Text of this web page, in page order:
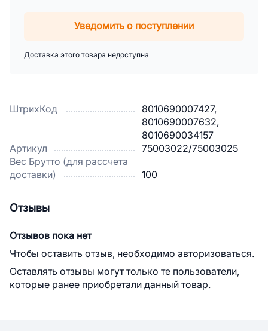
ШтрихКод
8010690007427,
8010690007632,
8010690034157
Артикул
75003022/75003025
Вес Брутто (для рассчета
доставки)
100
Уведомить о поступлении
Доставка этого товара недоступна
Отзывы
Отзывов пока нет
Чтобы оставить отзыв, необходимо авторизоваться.
Оставлять отзывы могут только те пользователи,
которые ранее приобретали данный товар.